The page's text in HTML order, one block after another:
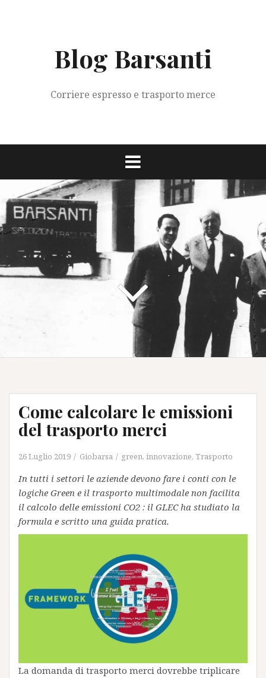
Blog Barsanti
Corriere espresso e trasporto merce
Come calcolare le emissioni
del trasporto merci
26 Luglio 2019 Giobarsa green, innovazione, Trasporto
In tutti i settori le aziende devono fare i conti con le
logiche Green e il trasporto multimodale non facilita
il calcolo delle emissioni CO2 : il GLEC ha studiato la
formula e scritto una guida pratica.
La domanda di trasporto merci dovrebbe triplicare